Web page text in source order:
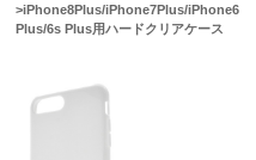
>iPhone8Plus/iPhone7Plus/iPhone6
Plus/6s Plus用ハードクリアケース